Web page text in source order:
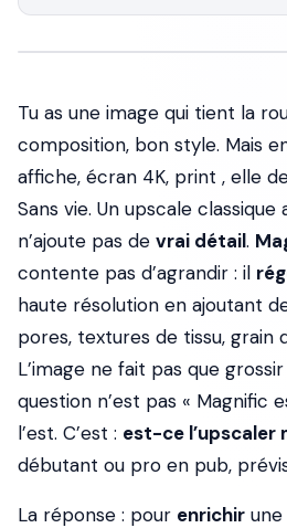
Tu as une image qui tient la
composition, bon style. Mais
affiche, écran 4K, print , elle
Sans vie. Un upscale
n’ajoute pas de vrai détail.
contente pas d’agrandir : il
haute résolution en ajoutant
pores, textures de tissu, grain
L’image ne fait pas que
question n’est pas « Magnific
l’est. C’est : est-ce l’upscaler
débutant ou pro en pub,
La réponse : pour enrichir